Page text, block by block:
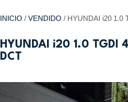
INICIO / VENDIDO / HYUNDAI i20 1.0
HYUNDAI i20 1.0 TGDI
DCT